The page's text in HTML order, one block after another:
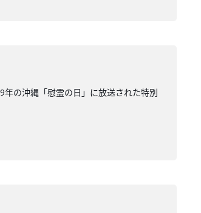
の沖縄「慰霊の日」に放送された特別